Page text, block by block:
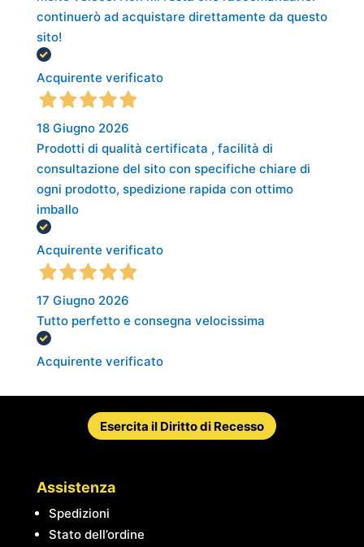
continuerò ad acquistare direttamente da questo
sito!
Acquirente verificato
18 Giugno 2026
Prodotti di qualità certificata , facilità di
consultazione del sito con specifiche chiare di
ogni prodotto, spedizione rapida con ottimo
imballo
Acquirente verificato
17 Giugno 2026
Tutto perfetto e consegna velocissima
Acquirente verificato
Esercita il Diritto di Recesso
Assistenza
Spedizioni
Stato dell’ordine